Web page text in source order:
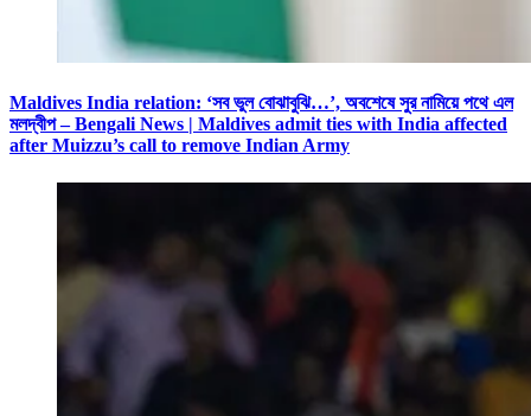
Maldives India relation: ‘সব ভুল বোঝাবুঝি…’, অবশেষে সুর নামিয়ে পথে এল
মলদ্বীপ – Bengali News | Maldives admit ties with India affected
after Muizzu’s call to remove Indian Army